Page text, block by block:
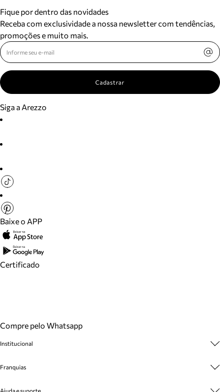
Fique por dentro das novidades
Receba com exclusividade a nossa newsletter com tendências,
promoções e muito mais.
Cadastrar
Siga a Arezzo
Baixe o APP
Certificado
Compre pelo Whatsapp
Institucional
Cashback
Franquias
Ajuda e suporte